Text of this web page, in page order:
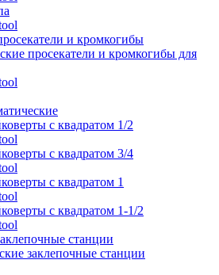
и кромкогибы
просекатели и кромкогибы для
с квадратом 1/2
с квадратом 3/4
с квадратом 1
с квадратом 1-1/2
станции
заклепочные станции